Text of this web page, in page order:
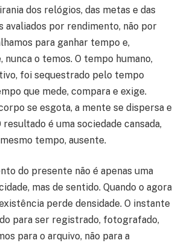
dos relógios, das metas e das
avaliados por rendimento, não por
para ganhar tempo e,
nunca o temos. O tempo humano,
foi sequestrado pelo tempo
que mede, compara e exige.
se esgota, a mente se dispersa e
resultado é uma sociedade cansada,
tempo, ausente.
do presente não é apenas uma
mas de sentido. Quando o agora
perde densidade. O instante
para ser registrado, fotografado,
para o arquivo, não para a